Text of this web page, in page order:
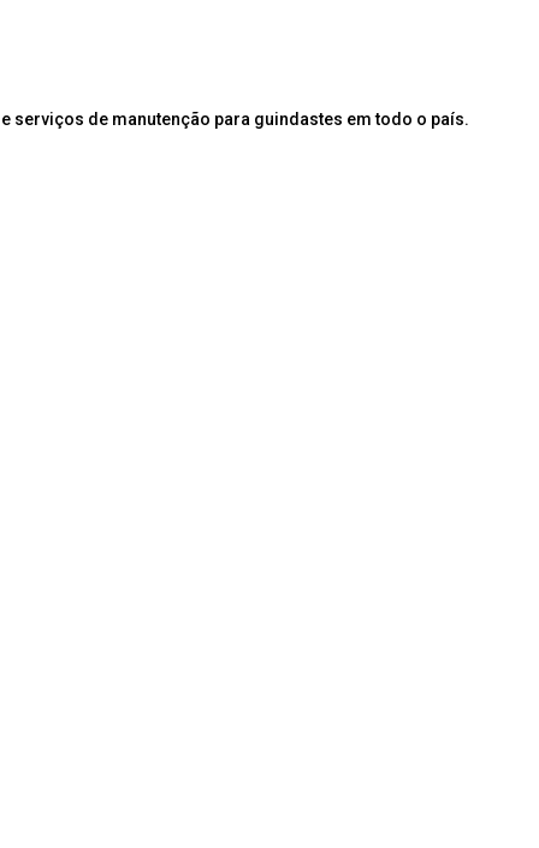
serviços de manutenção para guindastes em todo o país.